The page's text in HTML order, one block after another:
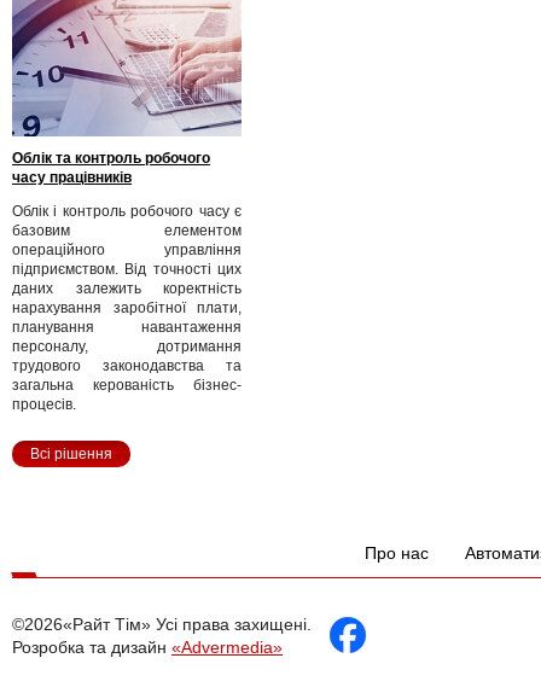
Облік та контроль робочого
часу працівників
Облік і контроль робочого часу є
базовим елементом
операційного управління
підприємством. Від точності цих
даних залежить коректність
нарахування заробітної плати,
планування навантаження
персоналу, дотримання
трудового законодавства та
загальна керованість бізнес-
процесів.
Всі рішення
Про нас
©2026«Райт Тім» Усі права захищені.
Розробка та дизайн «Advermedia»